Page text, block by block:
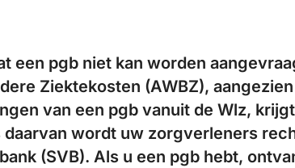
een pgb niet kan worden
Ziektekosten (AWBZ),
van een pgb vanuit de Wlz,
wordt uw zorgverleners
(SVB). Als u een pgb hebt,